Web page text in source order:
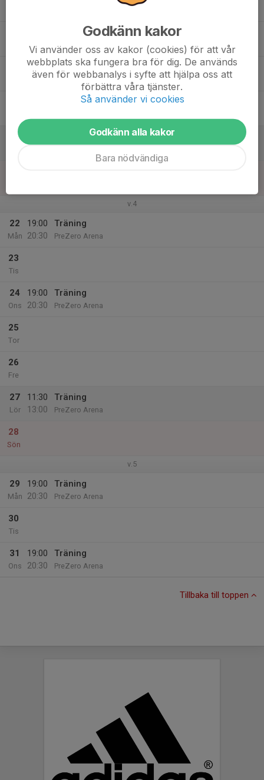
20:30
Träning
PreZero Arena
20
v.4
22
Mån
19:00
20:30
Träning
PreZero Arena
23
Tis
24
Ons
19:00
20:30
Träning
PreZero Arena
25
Tor
26
Fre
27
Lör
11:30
13:00
Träning
PreZero Arena
28
Sön
v.5
29
Mån
19:00
20:30
Träning
PreZero Arena
30
Tis
31
Ons
19:00
20:30
Träning
PreZero Arena
Tillbaka till toppen
Godkänn kakor
Vi använder oss av kakor (cookies) för att vår
webbplats ska fungera bra för dig. De används
även för webbanalys i syfte att hjälpa oss att
förbättra våra tjänster.
Så använder vi cookies
Godkänn alla kakor
Bara nödvändiga